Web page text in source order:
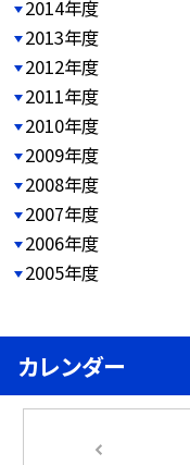
2014年度
2013年度
2012年度
2011年度
2010年度
2009年度
2008年度
2007年度
2006年度
2005年度
カレンダー